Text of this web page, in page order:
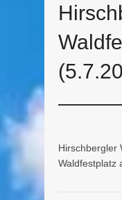
Hirschbergler
Waldfestplatz